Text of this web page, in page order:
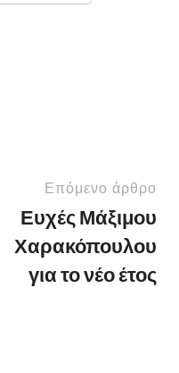
Επόμενο άρθρο
Ευχές Μάξιμου
Χαρακόπουλου
για το νέο έτος